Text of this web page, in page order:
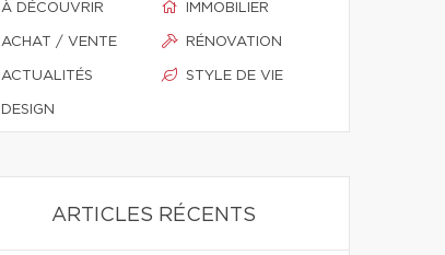
À DÉCOUVRIR
ACHAT / VENTE
ACTUALITÉS
DESIGN
IMMOBILIER
RÉNOVATION
STYLE DE VIE
ARTICLES RÉCENTS